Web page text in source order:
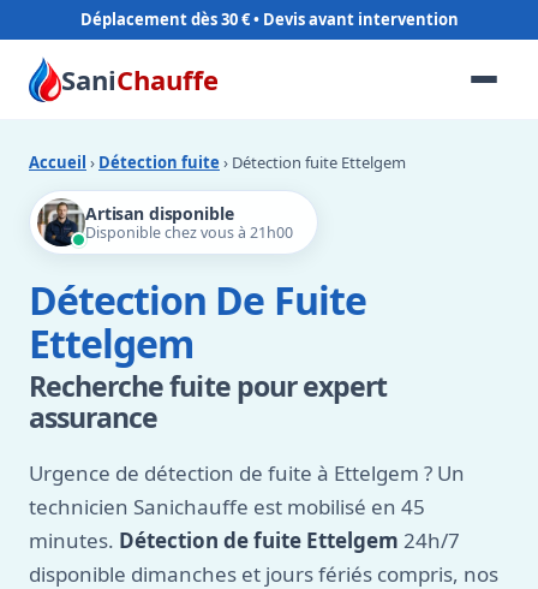
Déplacement dès 30 €
SaniChauffe
Accueil › Détection fuite › Détection fuite Ettelgem
Artisan disponible
Disponible chez vous à 21h00
Détection De Fuite
Ettelgem
Recherche fuite pour expert
assurance
Urgence de détection de fuite à Ettelgem ? Un
technicien Sanichauffe est mobilisé en 45
minutes. Détection de fuite Ettelgem 24h/7
disponible dimanches et jours fériés compris, nos